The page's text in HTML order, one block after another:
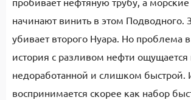
начинают винить в этом Подводного.
убивает второго Нуара. Но проблема
история с разливом нефти ощущается
недоработанной и слишком быстрой.
воспринимается скорее как набор